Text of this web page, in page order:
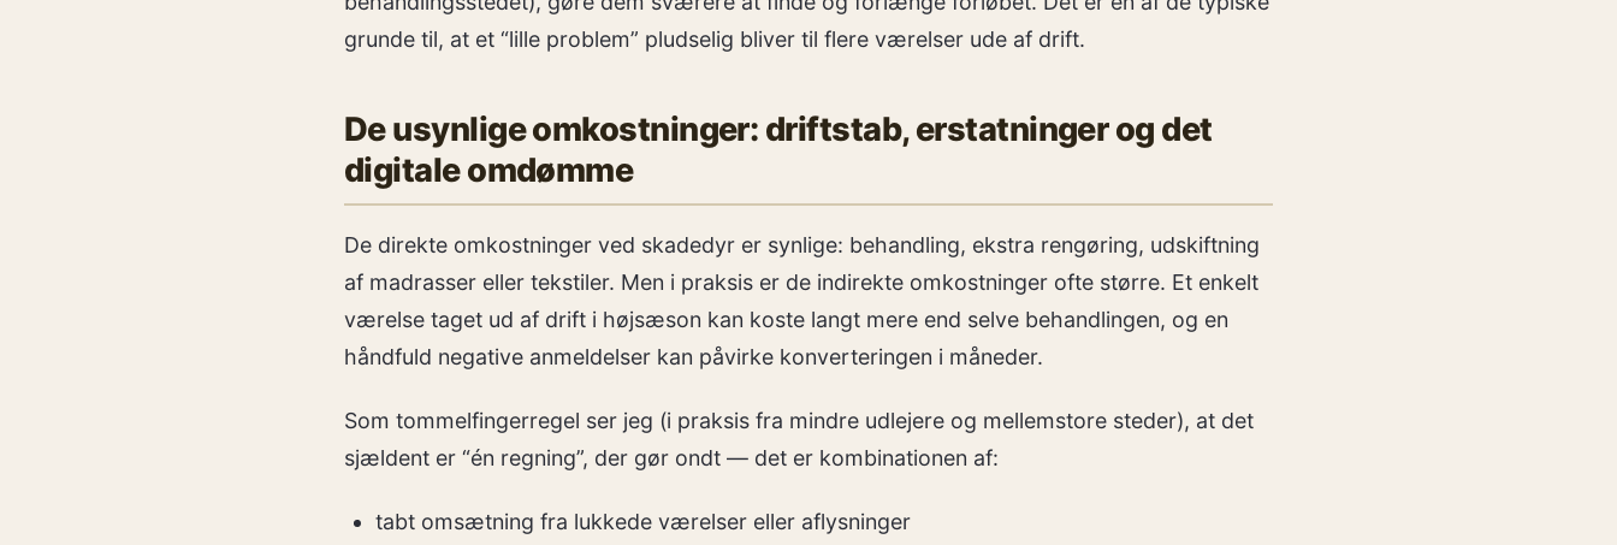
grunde til, at et “lille problem” pludselig bliver til flere værelser ude af drift.
De usynlige omkostninger: driftstab, erstatninger og det
digitale omdømme
De direkte omkostninger ved skadedyr er synlige: behandling, ekstra rengøring, udskiftning
af madrasser eller tekstiler. Men i praksis er de indirekte omkostninger ofte større. Et enkelt
værelse taget ud af drift i højsæson kan koste langt mere end selve behandlingen, og en
håndfuld negative anmeldelser kan påvirke konverteringen i måneder.
Som tommelfingerregel ser jeg (i praksis fra mindre udlejere og mellemstore steder), at det
sjældent er “én regning”, der gør ondt — det er kombinationen af:
tabt omsætning fra lukkede værelser eller aflysninger